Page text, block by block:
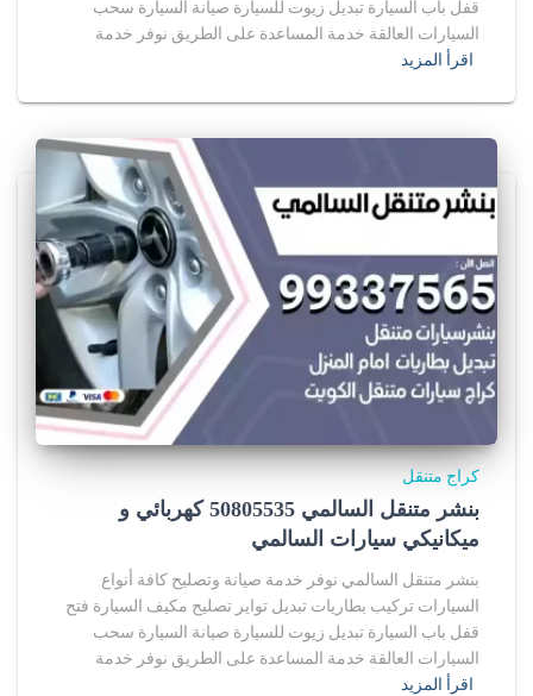
قفل باب السيارة تبديل زيوت للسيارة صيانة السيارة سحب
السيارات العالقة خدمة المساعدة على الطريق نوفر خدمة
اقرأ المزيد
كراج متنقل
بنشر متنقل السالمي 50805535‬ كهربائي و
ميكانيكي سيارات السالمي
بنشر متنقل السالمي نوفر خدمة صيانة وتصليح كافة أنواع
السيارات تركيب بطاريات تبديل تواير تصليح مكيف السيارة فتح
قفل باب السيارة تبديل زيوت للسيارة صيانة السيارة سحب
السيارات العالقة خدمة المساعدة على الطريق نوفر خدمة
اقرأ المزيد